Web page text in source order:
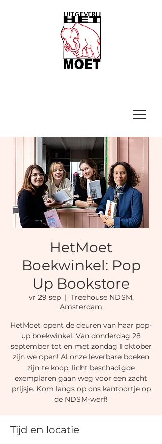
HetMoet
Boekwinkel: Pop
Up Bookstore
vr 29 sep
  |
Treehouse NDSM,
Amsterdam
HetMoet opent de deuren van haar pop-
up boekwinkel. Van donderdag 28
september tot en met zondag 1 oktober
zijn we open! Al onze leverbare boeken
zijn te koop, licht beschadigde
exemplaren gaan weg voor een zacht
prijsje. Kom langs op ons kantoortje op
de NDSM-werf!
Tijd en locatie